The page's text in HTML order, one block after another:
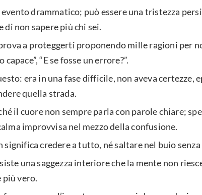
drammatico; può essere una tristezza
di non sapere più chi sei.
a proteggerti proponendo mille ragioni per
“E se fosse un errore?”.
era in una fase difficile, non aveva certezze,
quella strada.
il cuore non sempre parla con parole chiare;
improvvisa nel mezzo della confusione.
credere a tutto, né saltare nel buio
una saggezza interiore che la mente non
più vero.